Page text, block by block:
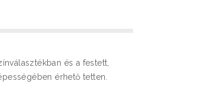
és a festett,
érhető tetten.